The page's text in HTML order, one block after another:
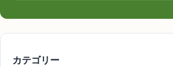
カテゴリー